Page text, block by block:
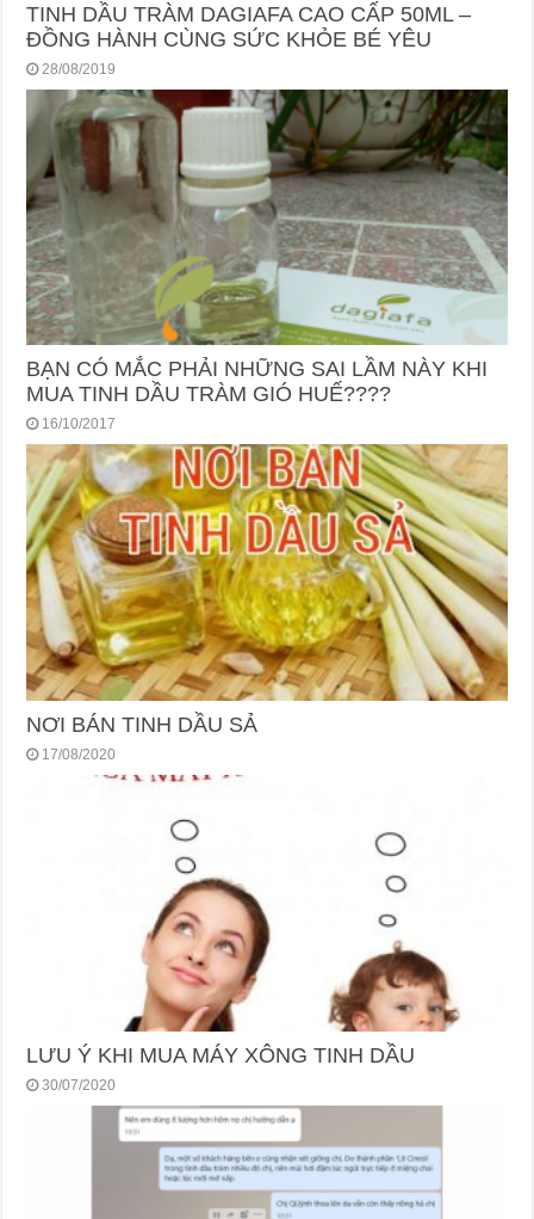
TINH DẦU TRÀM DAGIAFA CAO CẤP 50ML –
ĐỒNG HÀNH CÙNG SỨC KHỎE BÉ YÊU
28/08/2019
BẠN CÓ MẮC PHẢI NHỮNG SAI LẦM NÀY KHI
MUA TINH DẦU TRÀM GIÓ HUẾ????
16/10/2017
NƠI BÁN TINH DẦU SẢ
17/08/2020
LƯU Ý KHI MUA MÁY XÔNG TINH DẦU
30/07/2020